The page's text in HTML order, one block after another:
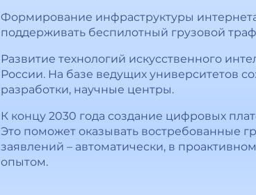
Формирование инфраструктуры
поддерживать беспилотный грузовой
Развитие технологий искусственного
России. На базе ведущих университетов
разработки, научные центры.
К концу 2030 года создание цифровых
Это поможет оказывать востребованные
заявлений – автоматически, в
опытом.